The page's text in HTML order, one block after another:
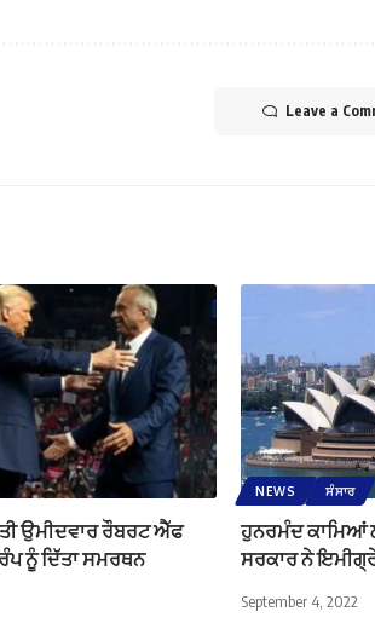
Leave a
ਉਮੀਦਵਾਰ ਰੌਬਰਟ ਐੱਫ
ਨੂੰ ਦਿੱਤਾ ਸਮਰਥਨ
NEWS ਸੰਸਾਰ
ਹੁਨਰਮੰਦ
ਸਰਕਾਰ ਨੇ
September 4, 2022